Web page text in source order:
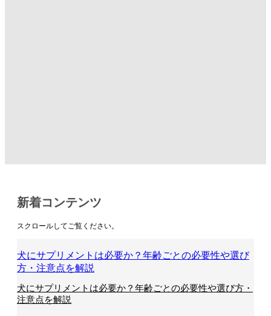
新着コンテンツ
スクロールしてご覧ください。
犬にサプリメントは必要か？年齢ごとの必要性や選び
方・注意点を解説
犬にサプリメントは必要か？年齢ごとの必要性や選び方・
注意点を解説